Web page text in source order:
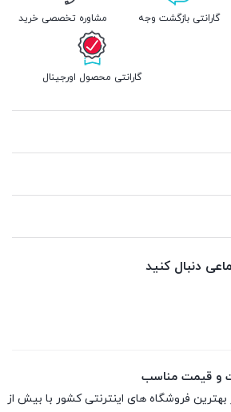
گارانتی بازگشت وجه مشاوره تخصصی خرید
گارانتی محصول اورجینال
دنبال کنید
و قیمت مناسب
فروشگاه های اینترنتی کشور با بیش از